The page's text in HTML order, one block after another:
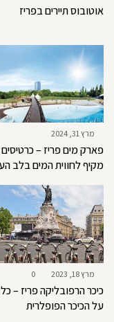
אוטובוס תיירים בפריז
מרץ 31, 2024
פארק מים פריז –
מקיף לחווית המים בלב
מרץ 18, 2023 0
כיכר הרפובליקה פריז –
על הכיכר הפופלרית